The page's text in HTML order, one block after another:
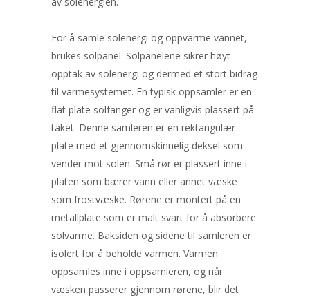
For å samle solenergi og oppvarme vannet,
brukes solpanel. Solpanelene sikrer høyt
opptak av solenergi og dermed et stort bidrag
til varmesystemet. En typisk oppsamler er en
flat plate solfanger og er vanligvis plassert på
taket. Denne samleren er en rektangulær
plate med et gjennomskinnelig deksel som
vender mot solen. Små rør er plassert inne i
platen som bærer vann eller annet væske
som frostvæske. Rørene er montert på en
metallplate som er malt svart for å absorbere
solvarme. Baksiden og sidene til samleren er
isolert for å beholde varmen. Varmen
oppsamles inne i oppsamleren, og når
væsken passerer gjennom rørene, blir det